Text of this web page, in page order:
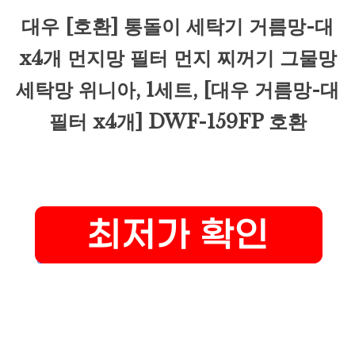
대우 [호환] 통돌이 세탁기 거름망-대
x4개 먼지망 필터 먼지 찌꺼기 그물망
세탁망 위니아, 1세트, [대우 거름망-대
필터 x4개] DWF-159FP 호환